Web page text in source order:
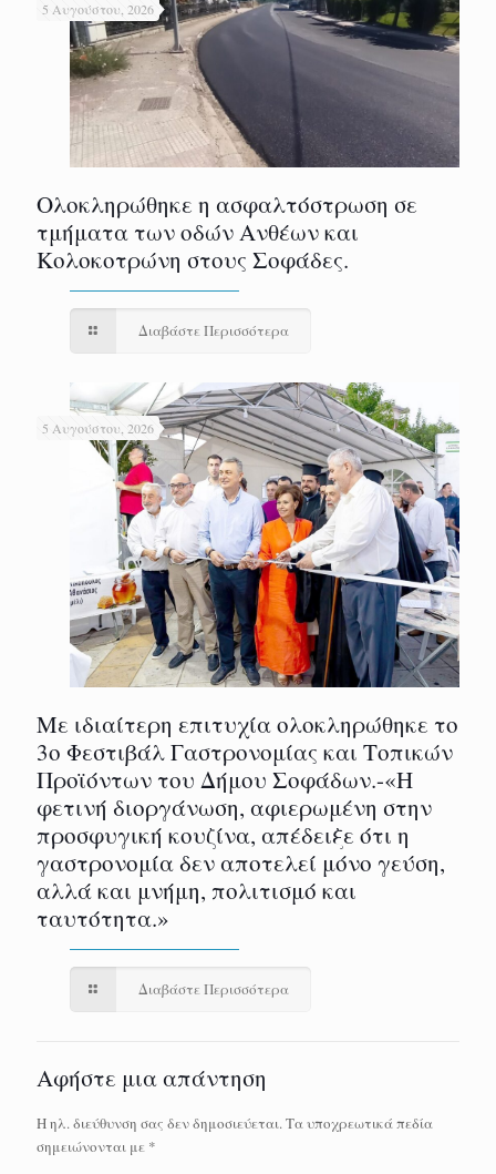
5 Αυγούστου, 2026
Ολοκληρώθηκε η ασφαλτόστρωση σε
τμήματα των οδών Ανθέων και
Κολοκοτρώνη στους Σοφάδες.
Διαβάστε Περισσότερα
5 Αυγούστου, 2026
Με ιδιαίτερη επιτυχία ολοκληρώθηκε το
3ο Φεστιβάλ Γαστρονομίας και Τοπικών
Προϊόντων του Δήμου Σοφάδων.-«Η
φετινή διοργάνωση, αφιερωμένη στην
προσφυγική κουζίνα, απέδειξε ότι η
γαστρονομία δεν αποτελεί μόνο γεύση,
αλλά και μνήμη, πολιτισμό και
ταυτότητα.»
Διαβάστε Περισσότερα
Αφήστε μια απάντηση
Η ηλ. διεύθυνση σας δεν δημοσιεύεται.Τα υποχρεωτικά πεδία
σημειώνονται με *